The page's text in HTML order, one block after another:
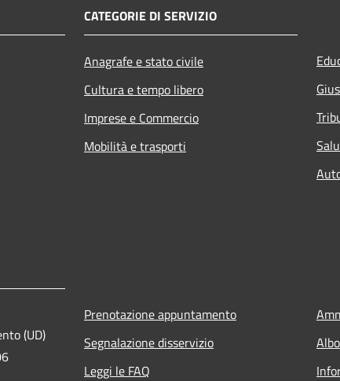
CATEGORIE DI SERVIZIO
Anagrafe e stato civile
Cultura e tempo libero
Imprese e Commercio
Mobilità e trasporti
(UD)
Prenotazione appuntamento
Segnalazione disservizio
Leggi le FAQ